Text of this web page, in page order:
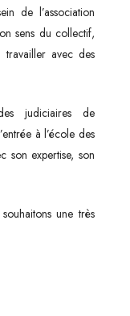
de l’association
sens du collectif,
avec des
judiciaires de
à l’école des
son expertise, son
une très